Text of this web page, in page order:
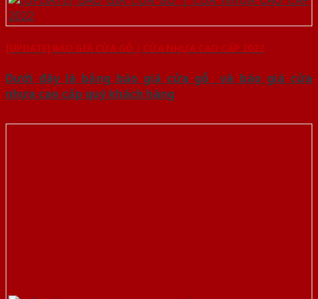
[UPDATE] BÁO GIÁ CỬA GỖ | CỬA NHỰA CAO CẤP 2022
Dưới đây là bảng báo giá cửa gỗ và báo giá cửa
nhựa cao cấp quý khách hàng